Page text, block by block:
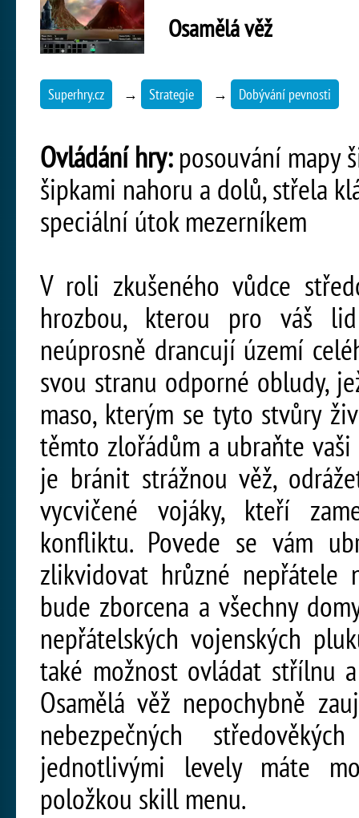
Osamělá věž
Superhry.cz → Strategie → Dobývání pevnosti
Ovládání hry:posouvání mapy
šipkami nahoru a dolů, střela
speciální útok mezerníkem
V roli zkušeného vůdce
hrozbou, kterou pro váš
neúprosně drancují území
svou stranu odporné obludy,
maso, kterým se tyto stvůry
těmto zlořádům a ubraňte
je bránit strážnou věž,
vycvičené vojáky, kteří
konfliktu. Povede se vám
zlikvidovat hrůzné nepřátele
bude zborcena a všechny
nepřátelských vojenských
také možnost ovládat střílnu
Osamělá věž nepochybně
nebezpečných
jednotlivými levely máte
položkou skill menu.